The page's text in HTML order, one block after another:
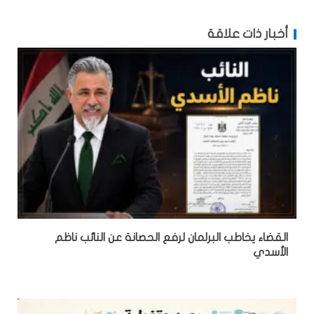
أخبار ذات علاقة
القضاء يخاطب البرلمان لرفع الحصانة عن النائب ناظم
الأسدي